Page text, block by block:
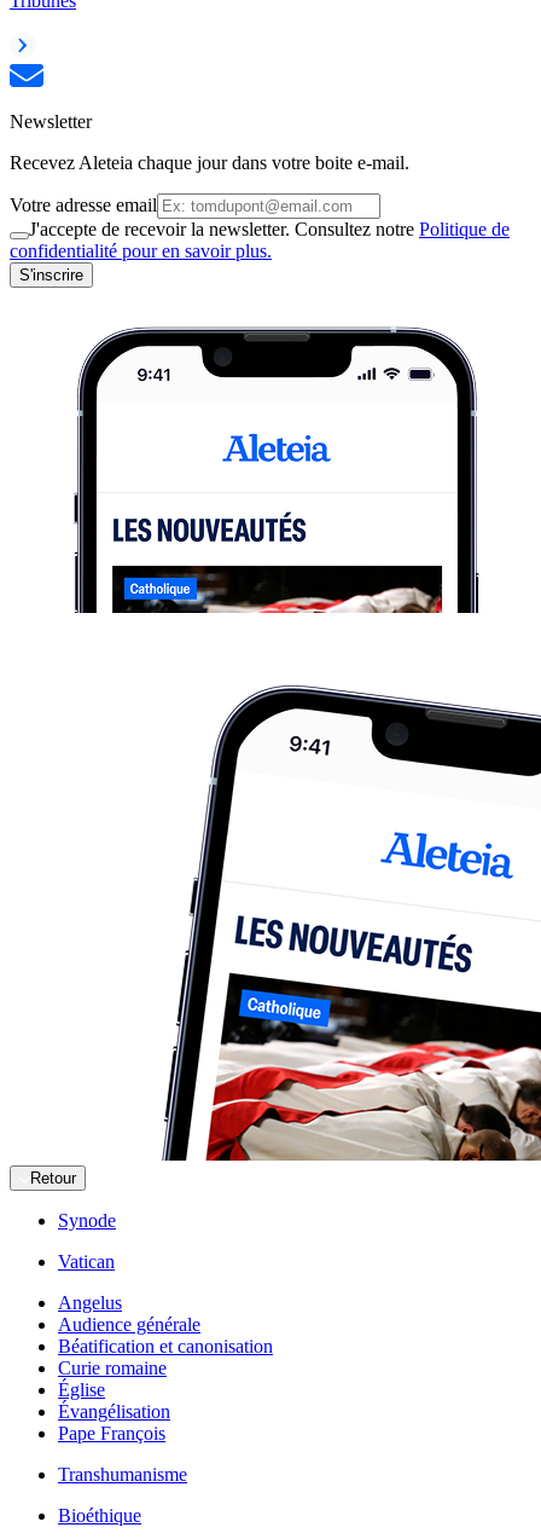
Newsletter
Recevez Aleteia chaque jour dans votre boite e-mail.
Votre adresse email
J'accepte de recevoir la newsletter. Consultez notre Politique de
confidentialité pour en savoir plus.
S'inscrire
Retour
Synode
Vatican
Angelus
Audience générale
Béatification et canonisation
Curie romaine
Église
Évangélisation
Pape François
Transhumanisme
Bioéthique